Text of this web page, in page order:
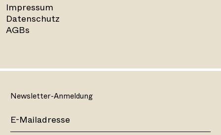
Impressum
Datenschutz
AGBs
Newsletter-Anmeldung